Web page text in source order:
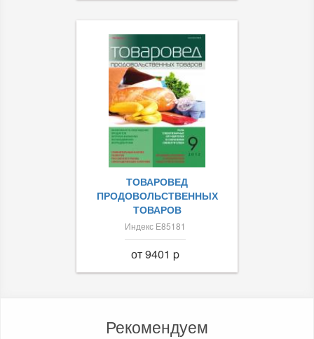
ТОВАРОВЕД
ПРОДОВОЛЬСТВЕННЫХ
ТОВАРОВ
Индекс Е85181
от 9401 p
Рекомендуем